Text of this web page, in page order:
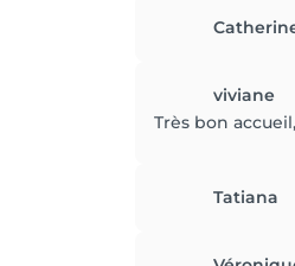
viviane
Très bon
Tatiana